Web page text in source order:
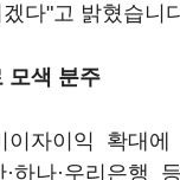
다"고 밝혔습니
모색 분주
이자이익 확대에
·하나·우리은행